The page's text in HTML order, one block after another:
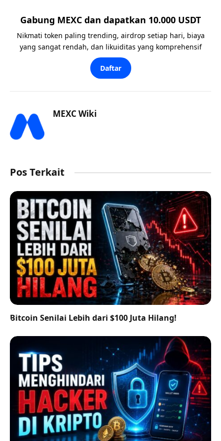
Gabung MEXC dan dapatkan 10.000 USDT
Nikmati token paling trending, airdrop setiap hari, biaya
yang sangat rendah, dan likuiditas yang komprehensif
Daftar
MEXC Wiki
Pos Terkait
Bitcoin Senilai Lebih dari $100 Juta Hilang!